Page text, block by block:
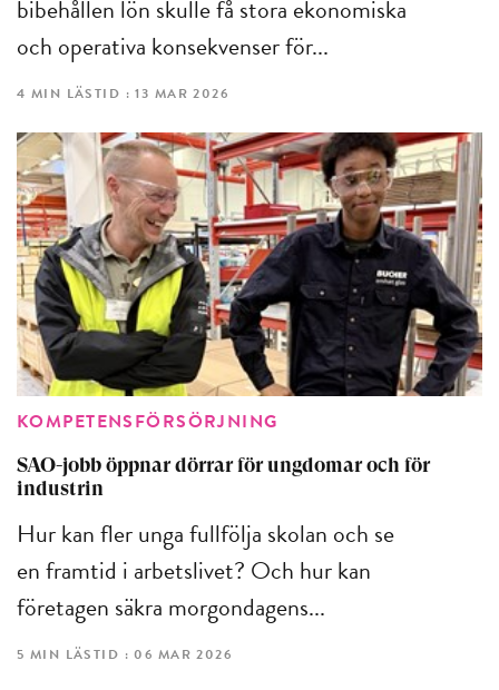
bibehållen lön skulle få stora ekonomiska
och operativa konsekvenser för...
4 MIN LÄSTID : 13 MAR 2026
KOMPETENSFÖRSÖRJNING
SAO-jobb öppnar dörrar för ungdomar och för
industrin
Hur kan fler unga fullfölja skolan och se
en framtid i arbetslivet? Och hur kan
företagen säkra morgondagens...
5 MIN LÄSTID : 06 MAR 2026